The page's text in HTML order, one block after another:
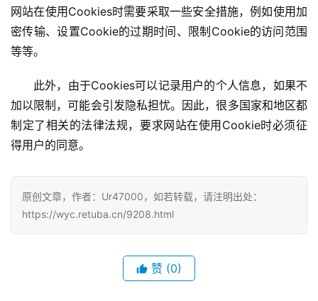
网站在使用Cookies时需要采取一些安全措施，例如使用加
密传输、设置Cookie的过期时间、限制Cookie的访问范围
等等。
此外，由于Cookies可以记录用户的个人信息，如果不
加以限制，可能会引发隐私担忧。因此，很多国家和地区都
制定了相关的法律法规，要求网站在使用Cookie时必须征
得用户的同意。
原创文章，作者：Ur47000，如若转载，请注明出处：
https://wyc.retuba.cn/9208.html
赞 (0)